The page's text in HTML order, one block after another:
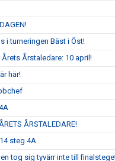
i turneringen Bäst i Öst!
Årstaledare: 10 april!
här!
ÅRSTALEDARE!
steg 4A
tog sig tyvärr inte till